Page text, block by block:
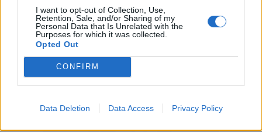
I want to opt-out of Collection, Use,
Retention, Sale, and/or Sharing of my
Personal Data that Is Unrelated with the
Purposes for which it was collected.
Opted Out
CONFIRM
Data Deletion Data Access Privacy Policy
l’agente del calciatore, Alessandro Lucci, si
trova a Milano per accelerare nella trattativa.
Per oggi è previsto un contatto diretto tra le
parti per provare a chiudere definitivamente".